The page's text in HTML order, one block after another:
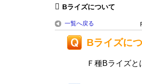
Bライズについて
一覧へ戻る
Bライズに
Ｆ種Bライズ